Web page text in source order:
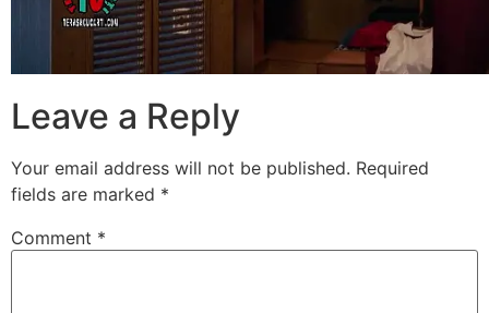
Leave a Reply
Your email address will not be published. Required
fields are marked *
Comment *